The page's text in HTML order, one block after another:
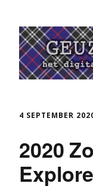
4 SEPTEMBER
2020